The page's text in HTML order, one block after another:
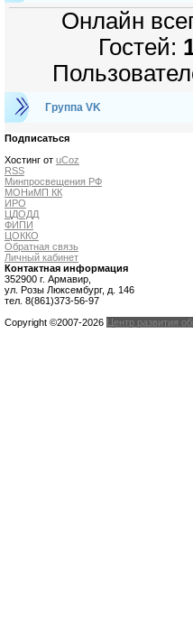
Онлайн
Гостей:
Группа VK
Подписаться
Хостинг от uCoz
RSS
Минпросвещения РФ
МОНиМП КК
ИРО
ЦДОДД
ФИПИ
ЦОККО
Обратная связь
Личный кабинет
Контактная информация
352900 г. Армавир,
ул. Розы Люксембург, д. 146
тел. 8(861)373-56-97
Copyright ©2007-2026 Центр развития